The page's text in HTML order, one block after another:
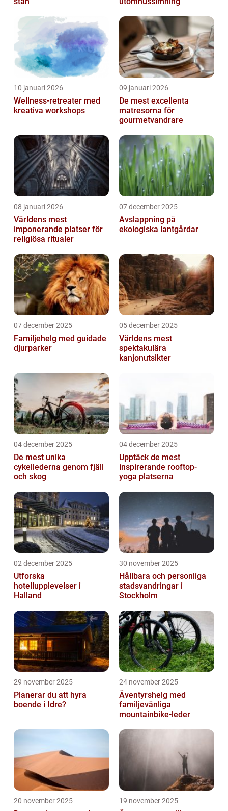
10 januari 2026
Wellness-retreater med
kreativa workshops
09 januari 2026
De mest excellenta
matresorna för
gourmetvandrare
08 januari 2026
Världens mest
imponerande platser för
religiösa ritualer
07 december 2025
Avslappning på
ekologiska lantgårdar
07 december 2025
Familjehelg med guidade
djurparker
05 december 2025
Världens mest
spektakulära
kanjonutsikter
04 december 2025
De mest unika
cykellederna genom fjäll
och skog
04 december 2025
Upptäck de mest
inspirerande rooftop-
yoga platserna
02 december 2025
Utforska
hotellupplevelser i
Halland
30 november 2025
Hållbara och personliga
stadsvandringar i
Stockholm
29 november 2025
Planerar du att hyra
boende i Idre?
24 november 2025
Äventyrshelg med
familjevänliga
mountainbike-leder
20 november 2025 19 november 2025